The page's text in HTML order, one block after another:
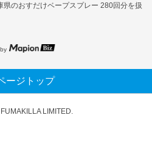
県のおすだけベープスプレー 280回分を扱う
ージトップ
LIMITED.